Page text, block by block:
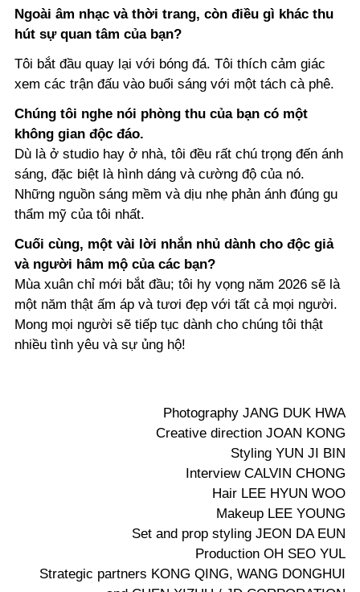
Ngoài âm nhạc và thời trang, còn điều gì khác thu
hút sự quan tâm của bạn?
Tôi bắt đầu quay lại với bóng đá. Tôi thích cảm giác
xem các trận đấu vào buổi sáng với một tách cà phê.
Chúng tôi nghe nói phòng thu của bạn có một
không gian độc đáo.
Dù là ở studio hay ở nhà, tôi đều rất chú trọng đến ánh
sáng, đặc biệt là hình dáng và cường độ của nó.
Những nguồn sáng mềm và dịu nhẹ phản ánh đúng gu
thẩm mỹ của tôi nhất.
Cuối cùng, một vài lời nhắn nhủ dành cho độc giả
và người hâm mộ của các bạn?
Mùa xuân chỉ mới bắt đầu; tôi hy vọng năm 2026 sẽ là
một năm thật ấm áp và tươi đẹp với tất cả mọi người.
Mong mọi người sẽ tiếp tục dành cho chúng tôi thật
nhiều tình yêu và sự ủng hộ!
Photography JANG DUK HWA
Creative direction JOAN KONG
Styling YUN JI BIN
Interview CALVIN CHONG
Hair LEE HYUN WOO
Makeup LEE YOUNG
Set and prop styling JEON DA EUN
Production OH SEO YUL
Strategic partners KONG QING, WANG DONGHUI